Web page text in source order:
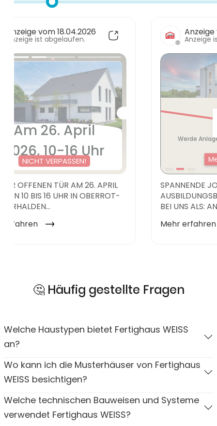
🤔 Häufig gestellte Fragen
Welche Haustypen bietet Fertighaus WEISS
an?
Wo kann ich die Musterhäuser von Fertighaus
WEISS besichtigen?
Welche technischen Bauweisen und Systeme
verwendet Fertighaus WEISS?